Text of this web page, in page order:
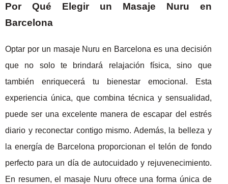
Por Qué Elegir un Masaje Nuru en
Barcelona
Optar por un masaje Nuru en Barcelona es una decisión
que no solo te brindará relajación física, sino que
también enriquecerá tu bienestar emocional. Esta
experiencia única, que combina técnica y sensualidad,
puede ser una excelente manera de escapar del estrés
diario y reconectar contigo mismo. Además, la belleza y
la energía de Barcelona proporcionan el telón de fondo
perfecto para un día de autocuidado y rejuvenecimiento.
En resumen, el masaje Nuru ofrece una forma única de